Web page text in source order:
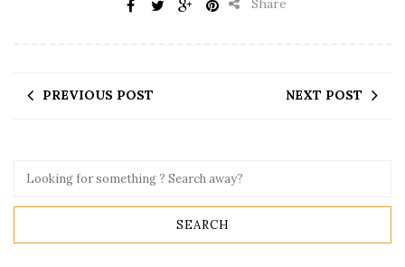
Share
PREVIOUS POST NEXT POST